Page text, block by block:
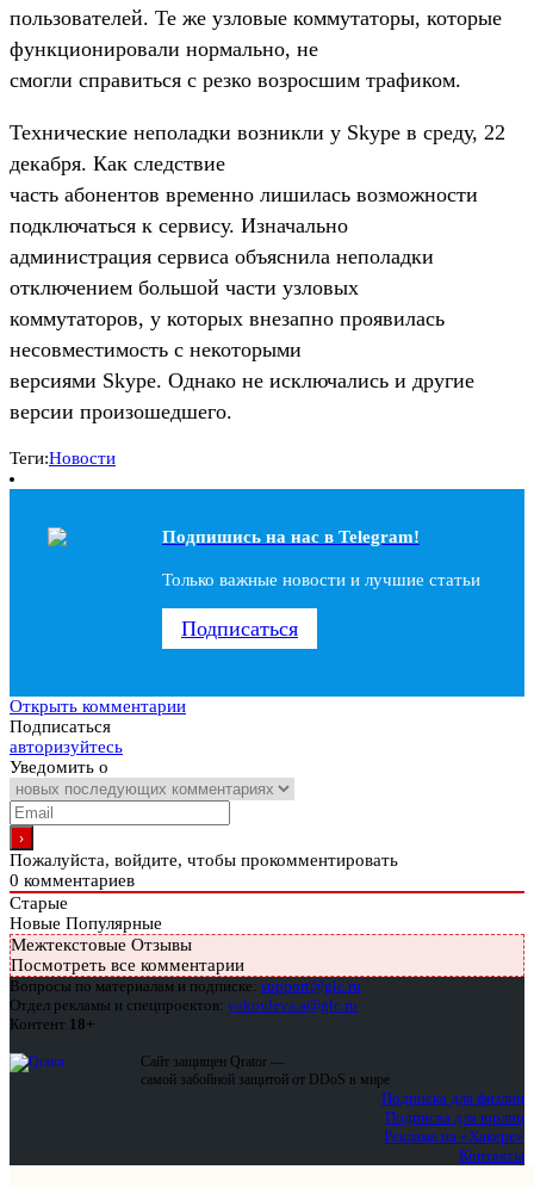
пользователей. Те же узловые коммутаторы, которые
функционировали нормально, не
смогли справиться с резко возросшим трафиком.
Технические неполадки возникли у Skype в среду, 22
декабря. Как следствие
часть абонентов временно лишилась возможности
подключаться к сервису. Изначально
администрация сервиса объяснила неполадки
отключением большой части узловых
коммутаторов, у которых внезапно проявилась
несовместимость с некоторыми
версиями Skype. Однако не исключались и другие
версии произошедшего.
Теги:Новости
Подпишись на наc в Telegram!
Только важные новости и лучшие статьи
Подписаться
Открыть комментарии
Подписаться
авторизуйтесь
Уведомить о
Пожалуйста, войдите, чтобы прокомментировать
0 комментариев
Старые
Новые Популярные
Межтекстовые Отзывы
Посмотреть все комментарии
Вопросы по материалам и подписке: support@glc.ru
Отдел рекламы и спецпроектов: yakovleva.a@glc.ru
Контент 18+
Сайт защищен Qrator —
самой забойной защитой от DDoS в мире
Подписка для физлиц
Подписка для юрлиц
Реклама на «Хакере»
Контакты